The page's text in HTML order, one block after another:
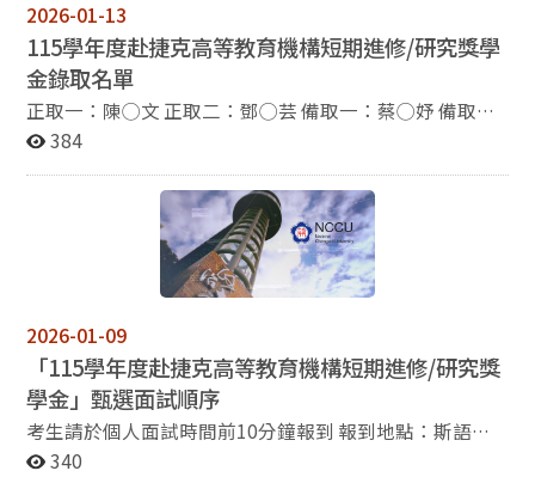
作業時間辦理。教育部甄選簡章及其他附件請自行下載，
如有疑問請洽國合處丘小姐（分機67465，
yushan99@nccu.edu.tw）。 相關表件請至國合處網頁公
告下載。
3月9日（星期一）下午5時止。 (四) 申請文件繳交方式：
請依教育部甄選簡章中第八項，備妥申請文件一份。文件
以單面列印，依簡章所列順序排列，以迴紋針固定即可，
勿裝訂。請於截止時間前將申請文件親送或郵寄至國合處
丘小姐彙辦，郵寄時應預估寄送所需時間，確定文件可於
截止時間前送達，逾時恕不受理。 四、如申請人數超過推
薦名額，將優先考量114-2學期為政大在學學生，具波語
成績者為先，次為具英語成績者。再依各學期學業總平均
成績及語言成績高低排序，擇優決定本校推薦人選。 五、
考量語文研習效益，若因波蘭當地疫情、天災等不可抗力
因素，本獎學金保有延期、變更或中止之權利。 六、本獎
規定時程辦理。 七、教育部申請簡章及其他附件請自行下
載，如有疑問可洽國合處丘小姐 （分機67465 ，
yushan99@nccu.edu.tw）。 相關表件請由國合處網頁
公告下載。
2026-01-13
115學年度赴捷克高等教育機構短期進修/研究獎學
金錄取名單
正取一：陳◯文 正取二：鄧◯芸 備取一：蔡◯妤 備取
384
2026-01-09
「115學年度赴捷克高等教育機構短期進修/研究獎
學金」甄選面試順序
考生請於個人面試時間前10分鐘報到 報到地點：斯語系
辦公室（道藩樓四樓） 面試地點：斯語系俄羅斯中心
340